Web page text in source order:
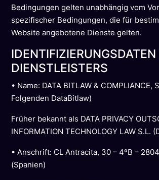
Bedingungen gelten unabhängig vom
spezifischer Bedingungen, die für
Website angebotene Dienste gelten.
IDENTIFIZIERUNGSDATEN
DIENSTLEISTERS
• Name: DATA BITLAW & COMPLIANCE,
Folgenden DataBitlaw)
Früher bekannt als DATA PRIVACY
INFORMATION TECHNOLOGY LAW S.L.
• Anschrift: CL Antracita, 30 – 4ºB –
(Spanien)